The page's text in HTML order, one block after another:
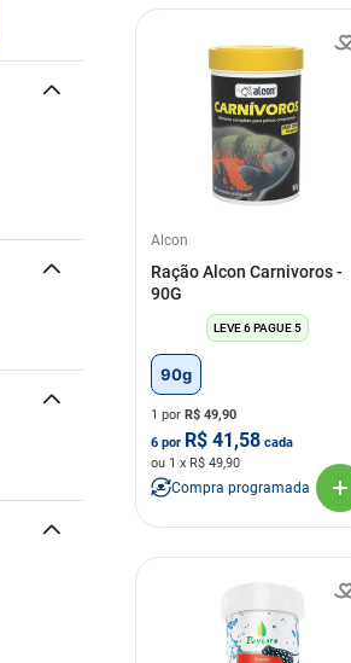
Alcon
Ração Alcon Carnivoros -
90G
LEVE 6 PAGUE 5
90g
1 porR$49,90
6 por R$41,58 cada
ou 1 x R$49,90
Compra programada